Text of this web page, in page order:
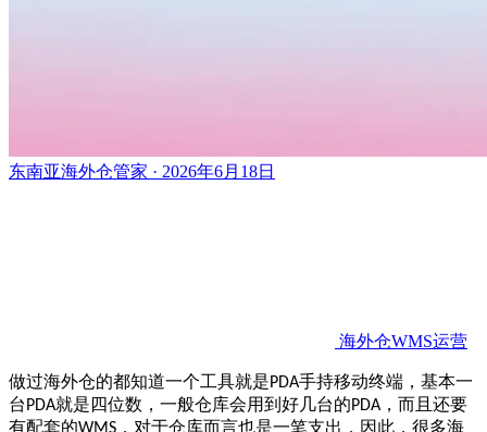
东南亚海外仓管家 · 2026年6月18日
海外仓WMS运营
做过海外仓的都知道一个工具就是PDA手持移动终端，基本一
台 PDA就是四位数，一般仓库会用到好几台的PDA ，而且还要
有配套的
，对于仓库而言也是一笔支出，因此，很多海